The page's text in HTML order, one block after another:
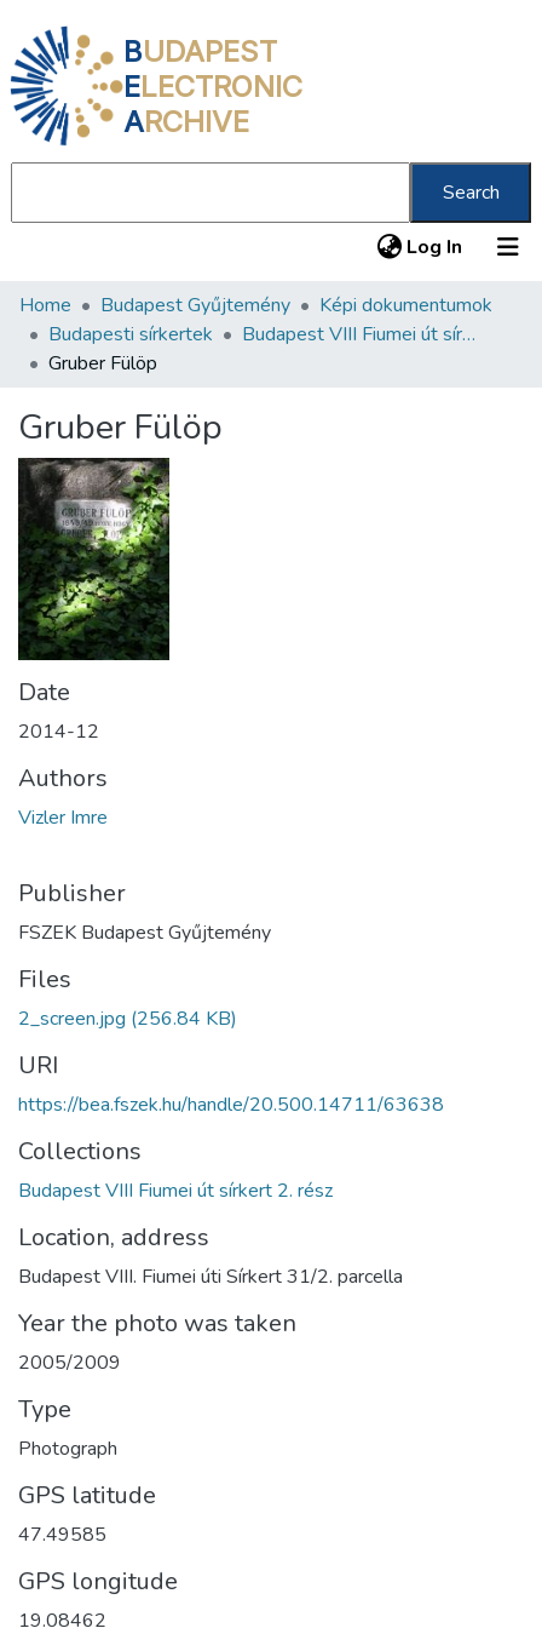
BUDAPEST
ELECTRONIC
ARCHIVE
Search
Log In (current)
Communities & Collections
All of DSpace
About us
Home Budapest Gyűjtemény
Képi dokumentumok
Budapesti sírkertek
Budapest VIII Fiumei út sírkert 2. rész
Gruber Fülöp
Gruber Fülöp
Date
2014-12
Authors
Vizler Imre
Publisher
FSZEK Budapest Gyűjtemény
Files
2_screen.jpg (256.84 KB)
URI
https://bea.fszek.hu/handle/20.500.14711/63638
Collections
Budapest VIII Fiumei út sírkert 2. rész
Location, address
Budapest VIII. Fiumei úti Sírkert 31/2. parcella
Year the photo was taken
2005/2009
Type
Photograph
GPS latitude
47.49585
GPS longitude
19.08462